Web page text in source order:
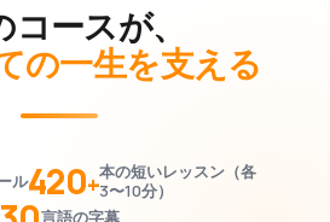
コースが、
の一生を支える
ル420+本の短いレッスン（各
3〜10分）
言語の字幕